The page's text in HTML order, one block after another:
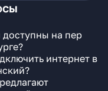
на пер
интернет в